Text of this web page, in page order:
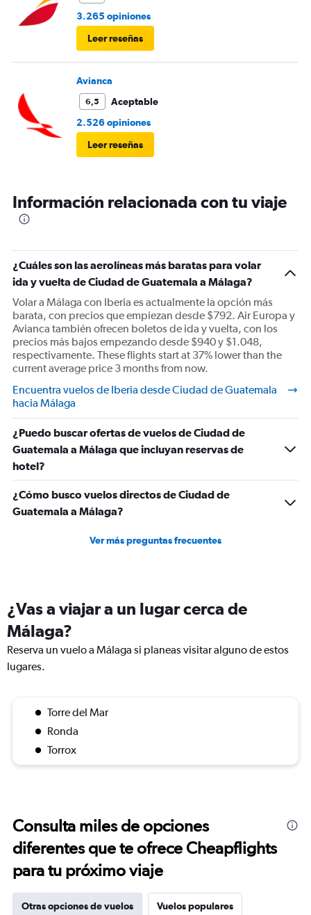
3.265 opiniones
Leer reseñas
Avianca
6,5
Aceptable
2.526 opiniones
Leer reseñas
Información relacionada con tu viaje
¿Cuáles son las aerolíneas más baratas para volar
ida y vuelta de Ciudad de Guatemala a Málaga?
Volar a Málaga con Iberia es actualmente la opción más
barata, con precios que empiezan desde $792. Air Europa y
Avianca también ofrecen boletos de ida y vuelta, con los
precios más bajos empezando desde $940 y $1.048,
respectivamente. These flights start at 37% lower than the
current average price 3 months from now.
Encuentra vuelos de Iberia desde Ciudad de Guatemala
hacia Málaga
¿Puedo buscar ofertas de vuelos de Ciudad de
Guatemala a Málaga que incluyan reservas de
hotel?
¿Cómo busco vuelos directos de Ciudad de
Guatemala a Málaga?
Ver más preguntas frecuentes
¿Vas a viajar a un lugar cerca de
Málaga?
Reserva un vuelo a Málaga si planeas visitar alguno de estos
lugares.
Torre del Mar
Ronda
Torrox
Consulta miles de opciones
diferentes que te ofrece Cheapflights
para tu próximo viaje
Otras opciones de vuelos Vuelos populares